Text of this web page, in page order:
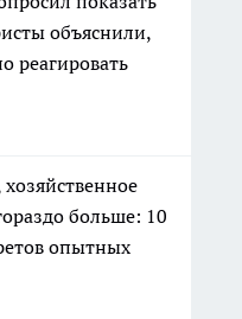
объяснили,
реагировать
больше: 10
опытных